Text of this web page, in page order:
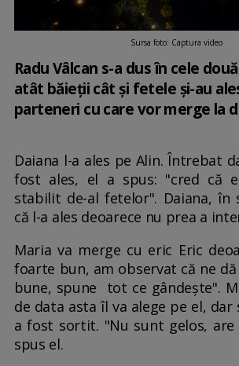
Sursa foto: Captura video
Radu Vâlcan s-a dus în cele
atât băieții cât și fetele și-au
parteneri cu care vor merge la
Daiana l-a ales pe Alin. Întrebat
fost ales, el a spus: "cred că
stabilit de-al fetelor". Daiana, în
că l-a ales deoarece nu prea a
Maria va merge cu eric Eric
foarte bun, am observat că ne
bune, spune tot ce gândește".
de data asta îl va alege pe el, dar
a fost sortit. "Nu sunt gelos, are
spus el.